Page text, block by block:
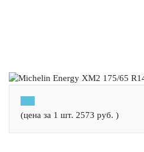
(цена за 1 шт. 2573 руб. )